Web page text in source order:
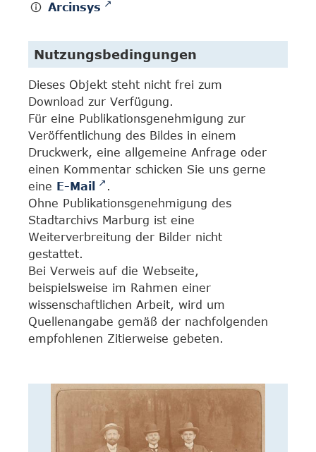
Arcinsys
Nutzungsbedingungen
Dieses Objekt steht nicht frei zum
Download zur Verfügung.
Für eine Publikationsgenehmigung zur
Veröffentlichung des Bildes in einem
Druckwerk, eine allgemeine Anfrage oder
einen Kommentar schicken Sie uns gerne
eine E-Mail
.
Ohne Publikationsgenehmigung des
Stadtarchivs Marburg ist eine
Weiterverbreitung der Bilder nicht
gestattet.
Bei Verweis auf die Webseite,
beispielsweise im Rahmen einer
wissenschaftlichen Arbeit, wird um
Quellenangabe gemäß der nachfolgenden
empfohlenen Zitierweise gebeten.